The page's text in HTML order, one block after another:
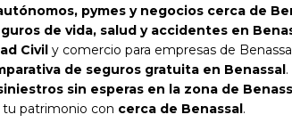
pymes y negocios cerca de
de vida, salud y accidentes en
Civil y comercio para empresas de
de seguros gratuita en Benassal.
sin esperas en la zona de
tu patrimonio con cerca de Benassal.